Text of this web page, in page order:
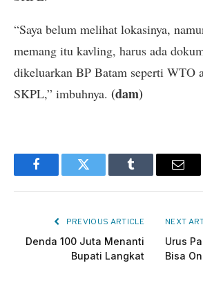
“Saya belum melihat lokasinya,
memang itu kavling, harus ada
dikeluarkan BP Batam seperti WTO
SKPL,” imbuhnya. (dam)
FacebookTwitter Tumblr
PREVIOUS ARTICLE
Denda 100 Juta Menanti
Bupati Langkat
NEXT
Urus
Bisa